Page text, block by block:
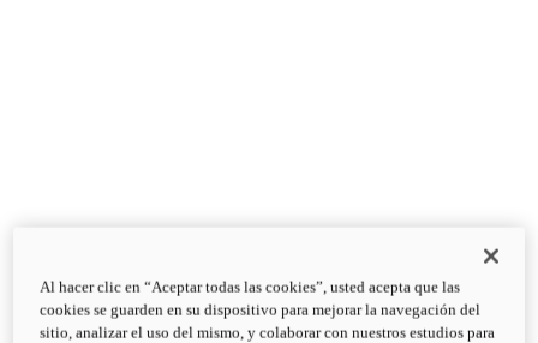
Al hacer clic en “Aceptar todas las cookies”, usted acepta que las
cookies se guarden en su dispositivo para mejorar la navegación del
sitio, analizar el uso del mismo, y colaborar con nuestros estudios para